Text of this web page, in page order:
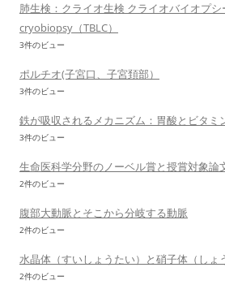
肺生検：クライオ生検 クライオバイオプ
cryobiopsy（TBLC）
3件のビュー
ポルチオ(子宮口、子宮頚部）
3件のビュー
鉄が吸収されるメカニズム：胃酸とビタミ
3件のビュー
生命医科学分野のノーベル賞と授賞対象論
2件のビュー
腹部大動脈とそこから分岐する動脈
2件のビュー
水晶体（すいしょうたい）と硝子体（しょ
2件のビュー